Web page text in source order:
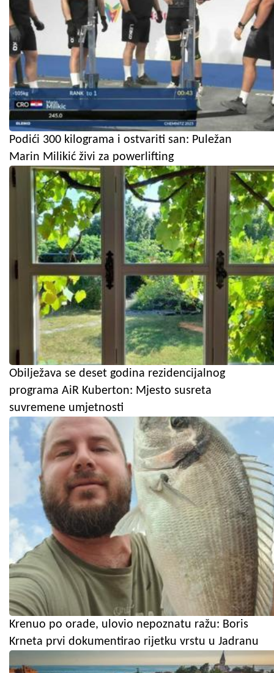
Podići 300 kilograma i ostvariti san: Puležan
Marin Milikić živi za powerlifting
Obilježava se deset godina rezidencijalnog
programa AiR Kuberton: Mjesto susreta
suvremene umjetnosti
Krenuo po orade, ulovio nepoznatu ražu: Boris
Krneta prvi dokumentirao rijetku vrstu u Jadranu